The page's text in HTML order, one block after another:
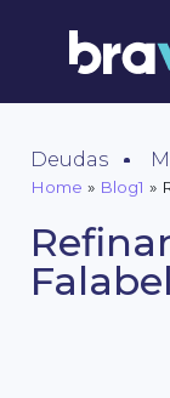
Deudas
Home » Blog1 »